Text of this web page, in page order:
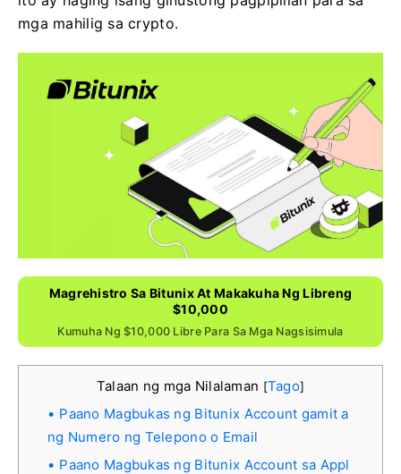
mga mahilig sa crypto.
Magrehistro Sa Bitunix At Makakuha Ng Libreng
$10,000
Kumuha Ng $10,000 Libre Para Sa Mga Nagsisimula
Talaan ng mga Nilalaman [Tago]
Paano Magbukas ng Bitunix Account gamit a
ng Numero ng Telepono o Email
Paano Magbukas ng Bitunix Account sa Appl